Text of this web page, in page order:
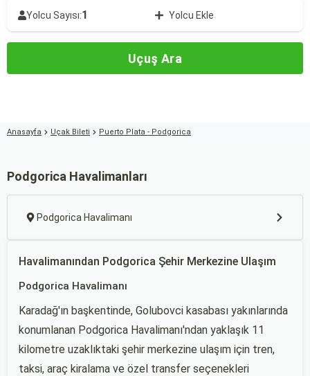
Yolcu Sayısı:1 Yolcu Ekle
Uçuş Ara
Anasayfa Uçak Bileti Puerto Plata - Podgorica
Podgorica Havalimanları
Podgorica Havalimanı
Havalimanından Podgorica Şehir Merkezine Ulaşım
Podgorica Havalimanı
Karadağ'ın başkentinde, Golubovci kasabası yakınlarında
konumlanan Podgorica Havalimanı'ndan yaklaşık 11
kilometre uzaklıktaki şehir merkezine ulaşım için tren,
taksi, araç kiralama ve özel transfer seçenekleri